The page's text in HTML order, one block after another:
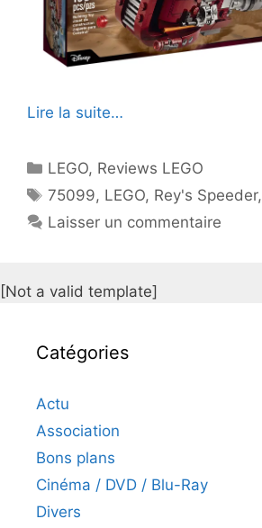
Lire la suite…
Catégories
LEGO, Reviews LEGO
Étiquettes
75099, LEGO, Rey's Speeder,
Laisser un commentaire
[Not a valid template]
Catégories
Actu
Association
Bons plans
Cinéma / DVD / Blu-Ray
Divers